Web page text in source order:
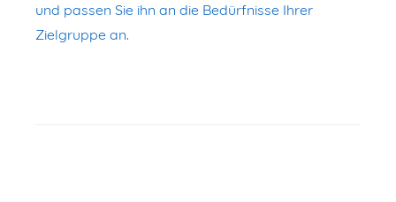
und passen Sie ihn an die Bedürfnisse Ihrer
Zielgruppe an.